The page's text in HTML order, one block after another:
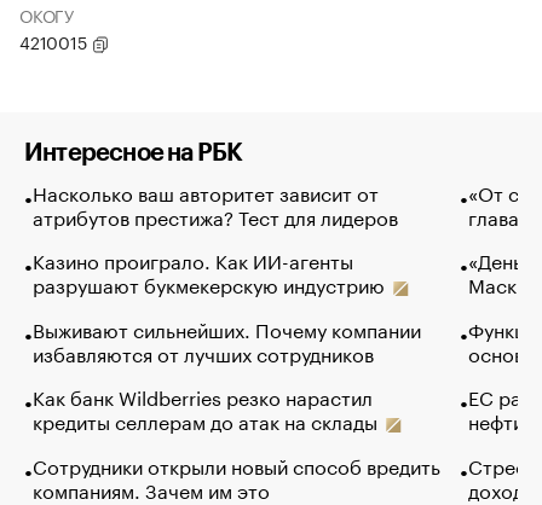
ОКОГУ
4210015
Интересное на РБК
Насколько ваш авторитет зависит от
атрибутов престижа? Тест для лидеров
Казино проиграло. Как ИИ-агенты
разрушают букмекерскую индустрию
Выживают сильнейших. Почему компании
избавляются от лучших сотрудников
Как банк Wildberries резко нарастил
кредиты селлерам до атак на склады
Сотрудники открыли новый способ вредить
компаниям. Зачем им это
«От
глава
Маск в
основ
ЕС
нефти